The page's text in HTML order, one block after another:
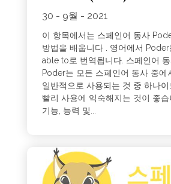
30 - 9월 - 2021
이 항목에서는 스페인어 동사
방법을 배웁니다 . 영어에서
able to로 번역됩니다. 스페인어
Poder는 모든 스페인어 동사 중에
일반적으로 사용되는 것 중 하나
빨리 사용에 익숙해지는 것이 좋
기능, 능력 및...